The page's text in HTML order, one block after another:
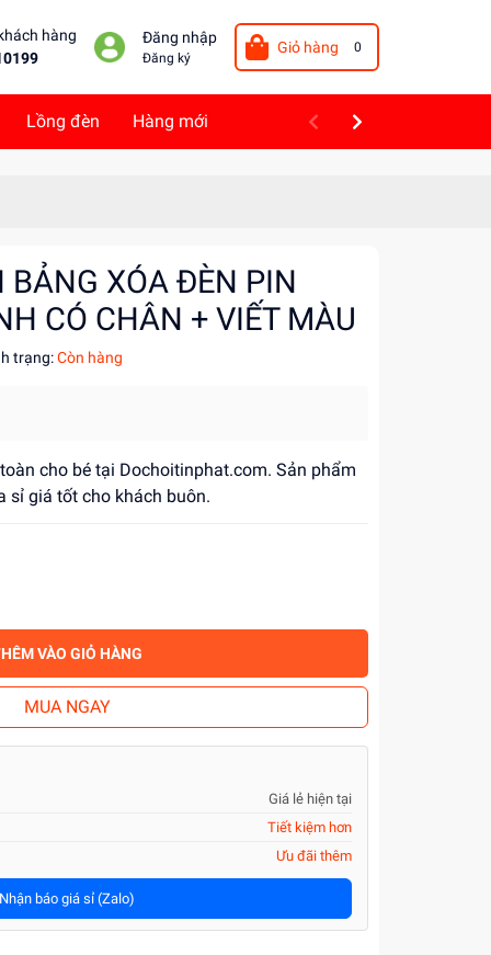
hàng
Đăng nhập
Đăng ký
Giỏ hàng 0
Lồng đèn Hàng mới
XÓA ĐÈN PIN
CÓ CHÂN + VIẾT MÀU
trạng:Còn hàng
cho bé tại Dochoitinphat.com. Sản phẩm
sỉ giá tốt cho khách buôn.
VÀO GIỎ HÀNG
MUA NGAY
Giá lẻ hiện tại
Tiết kiệm hơn
Ưu đãi thêm
Nhận báo giá sỉ (Zalo)